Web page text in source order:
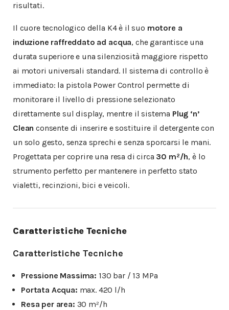
risultati.
Il cuore tecnologico della K4 è il suo motore a
induzione raffreddato ad acqua, che garantisce una
durata superiore e una silenziosità maggiore rispetto
ai motori universali standard. Il sistema di controllo è
immediato: la pistola Power Control permette di
monitorare il livello di pressione selezionato
direttamente sul display, mentre il sistema Plug ‘n’
Clean consente di inserire e sostituire il detergente con
un solo gesto, senza sprechi e senza sporcarsi le mani.
Progettata per coprire una resa di circa 30 m²/h, è lo
strumento perfetto per mantenere in perfetto stato
vialetti, recinzioni, bici e veicoli.
Caratteristiche Tecniche
Caratteristiche Tecniche
Pressione Massima: 130 bar / 13 MPa
Portata Acqua: max. 420 l/h
Resa per area: 30 m²/h